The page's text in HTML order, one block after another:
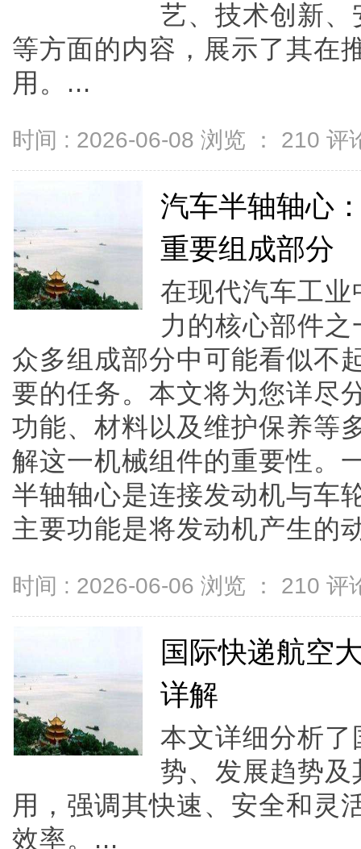
艺、技术创新
等方面的内容，展示了其在
用。...
时间 : 2026-06-08 浏览 ： 210 评
汽车半轴轴心
重要组成部分
在现代汽车工
力的核心部件
众多组成部分中可能看似不
要的任务。本文将为您详尽
功能、材料以及维护保养等
解这一机械组件的重要性。
半轴轴心是连接发动机与车
主要功能是将发动机产生的
时间 : 2026-06-06 浏览 ： 210 评
国际快递航空
详解
本文详细分析
势、发展趋势
用，强调其快速、安全和灵
效率。...